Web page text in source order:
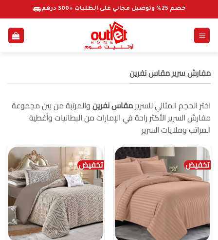
للمحتوى
خصم 25% وتوصيل مجاني على الطلبات +300 درهم
مفارش سرير مقاس نفرين
اختر الحجم المثالي للسريرمقاس نفرينوالمرتبة من بين مجموعة
مفارش السرير الأكثر راحة في الإمارات من البطانيات وأغطية
المراتب وملايات السرير
تخفيض تخفيض